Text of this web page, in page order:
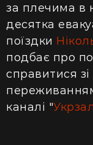
за плечима в
десятка
поїздки
подбає про
справитися
каналі "